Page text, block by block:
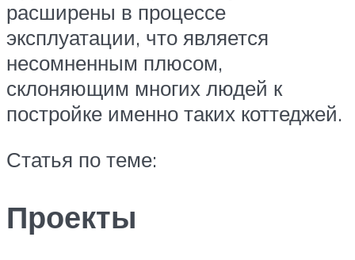
расширены в процессе
эксплуатации, что является
несомненным плюсом,
склоняющим многих людей к
постройке именно таких коттеджей.
Статья по теме:
Проекты